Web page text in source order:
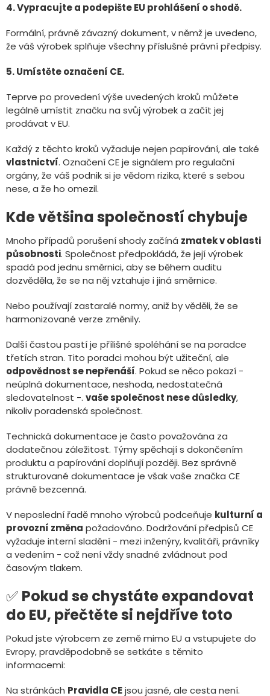
4. Vypracujte a podepište EU prohlášení o shodě.
Formální, právně závazný dokument, v němž je uvedeno,
že váš výrobek splňuje všechny příslušné právní předpisy.
5. Umístěte označení CE.
Teprve po provedení výše uvedených kroků můžete
legálně umístit značku na svůj výrobek a začít jej
prodávat v EU.
Každý z těchto kroků vyžaduje nejen papírování, ale také
vlastnictví. Označení CE je signálem pro regulační
orgány, že váš podnik si je vědom rizika, které s sebou
nese, a že ho omezil.
Kde většina společností chybuje
Mnoho případů porušení shody začíná zmatek v oblasti
působnosti. Společnost předpokládá, že její výrobek
spadá pod jednu směrnici, aby se během auditu
dozvěděla, že se na něj vztahuje i jiná směrnice.
Nebo používají zastaralé normy, aniž by věděli, že se
harmonizované verze změnily.
Další častou pastí je přílišné spoléhání se na poradce
třetích stran. Tito poradci mohou být užiteční, ale
odpovědnost se nepřenáší. Pokud se něco pokazí -
neúplná dokumentace, neshoda, nedostatečná
sledovatelnost -. vaše společnost nese důsledky,
nikoliv poradenská společnost.
Technická dokumentace je často považována za
dodatečnou záležitost. Týmy spěchají s dokončením
produktu a papírování doplňují později. Bez správně
strukturované dokumentace je však vaše značka CE
právně bezcenná.
V neposlední řadě mnoho výrobců podceňuje kulturní a
provozní změna požadováno. Dodržování předpisů CE
vyžaduje interní sladění - mezi inženýry, kvalitáři, právníky
a vedením - což není vždy snadné zvládnout pod
časovým tlakem.
✅ Pokud se chystáte expandovat
do EU, přečtěte si nejdříve toto
Pokud jste výrobcem ze země mimo EU a vstupujete do
Evropy, pravděpodobně se setkáte s těmito
informacemi:
Na stránkách Pravidla CEjsou jasné, ale cesta není.